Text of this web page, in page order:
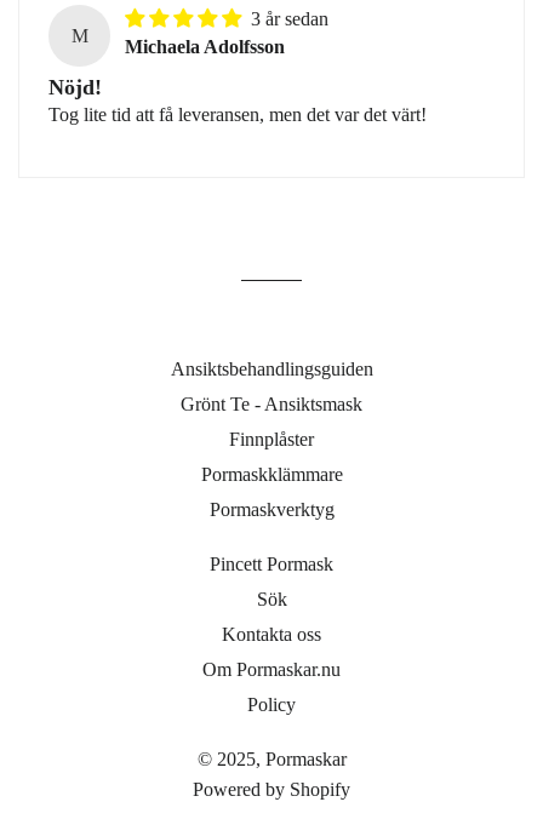
M
3 år sedan
Michaela Adolfsson
Nöjd!
Tog lite tid att få leveransen, men det var det värt!
Ansiktsbehandlingsguiden
Grönt Te - Ansiktsmask
Finnplåster
Pormaskklämmare
Pormaskverktyg
Pincett Pormask
Sök
Kontakta oss
Om Pormaskar.nu
Policy
© 2025, Pormaskar
Powered by Shopify